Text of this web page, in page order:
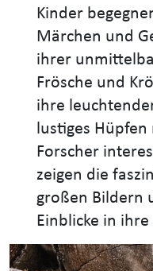
Kinder
Märchen und
ihrer
Frösche und
ihre
lustiges
Forscher
zeigen die
großen Bildern
Einblicke in